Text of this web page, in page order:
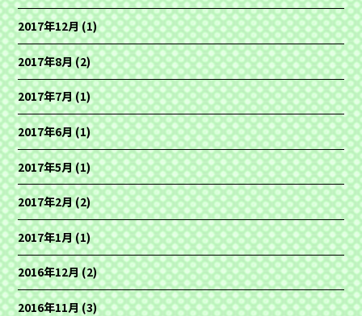
2017年12月(1)
2017年8月(2)
2017年7月(1)
2017年6月(1)
2017年5月(1)
2017年2月(2)
2017年1月(1)
2016年12月(2)
2016年11月(3)